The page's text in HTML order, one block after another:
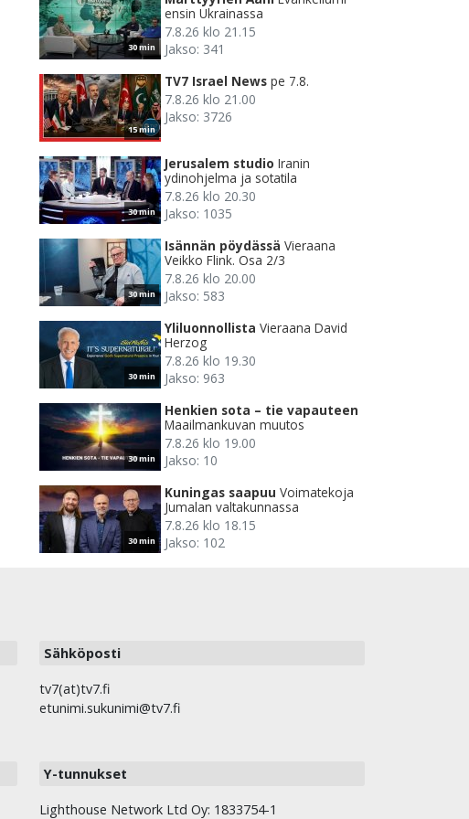
30 min
ensin Ukrainassa
7.8.26 klo 21.15
Jakso: 341
15 min
TV7 Israel News pe 7.8.
7.8.26 klo 21.00
Jakso: 3726
30 min
Jerusalem studio Iranin
ydinohjelma ja sotatila
7.8.26 klo 20.30
Jakso: 1035
30 min
Isännän pöydässä Vieraana
Veikko Flink. Osa 2/3
7.8.26 klo 20.00
Jakso: 583
30 min
Yliluonnollista Vieraana David
Herzog
7.8.26 klo 19.30
Jakso: 963
30 min
Henkien sota – tie vapauteen
Maailmankuvan muutos
7.8.26 klo 19.00
Jakso: 10
30 min
Kuningas saapuu Voimatekoja
Jumalan valtakunnassa
7.8.26 klo 18.15
Jakso: 102
Sähköposti
tv7(at)tv7.fi
etunimi.sukunimi@tv7.fi
Y-tunnukset
Lighthouse Network Ltd Oy: 1833754-1